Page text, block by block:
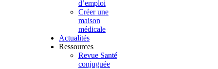
d’emploi
Créer une
maison
médicale
Actualités
Ressources
Revue Santé
conjuguée